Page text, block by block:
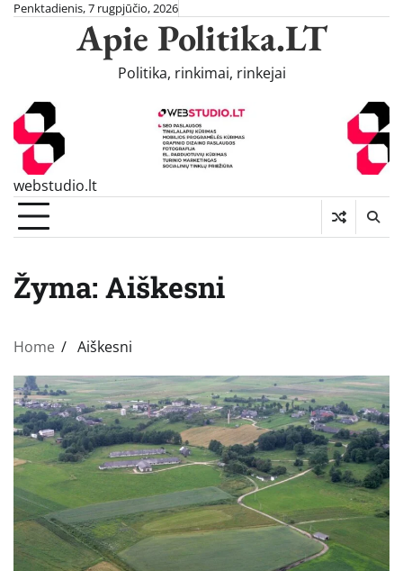
SkipPenktadienis, 7 rugpjūčio, 2026
Apie Politika.LT
Politika, rinkimai, rinkejai
webstudio.lt
Žyma: Aiškesni
Home Aiškesni